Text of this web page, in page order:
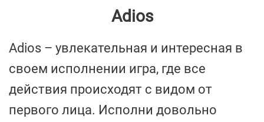
Adios
Adios – увлекательная и интересная в
своем исполнении игра, где все
действия происходят с видом от
первого лица. Исполни довольно